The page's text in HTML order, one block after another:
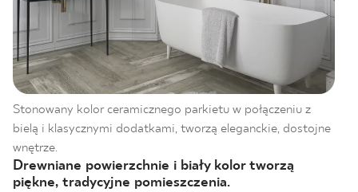
Stonowany kolor ceramicznego parkietu w połączeniu z
bielą i klasycznymi dodatkami, tworzą eleganckie, dostojne
wnętrze.
Drewniane powierzchnie i biały kolor tworzą
piękne, tradycyjne pomieszczenia.